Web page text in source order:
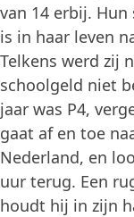
van 14 erbij.
is in haar leven
Telkens werd zij
schoolgeld niet
jaar was P4,
gaat af en toe
Nederland, en
uur terug. Een
houdt hij in zijn